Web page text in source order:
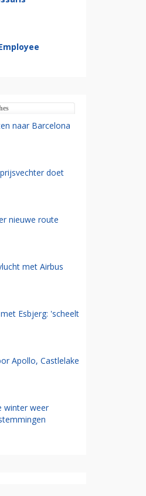
naar Barcelona
doet
nieuwe route
met Airbus
Esbjerg: 'scheelt
Apollo, Castlelake
winter weer